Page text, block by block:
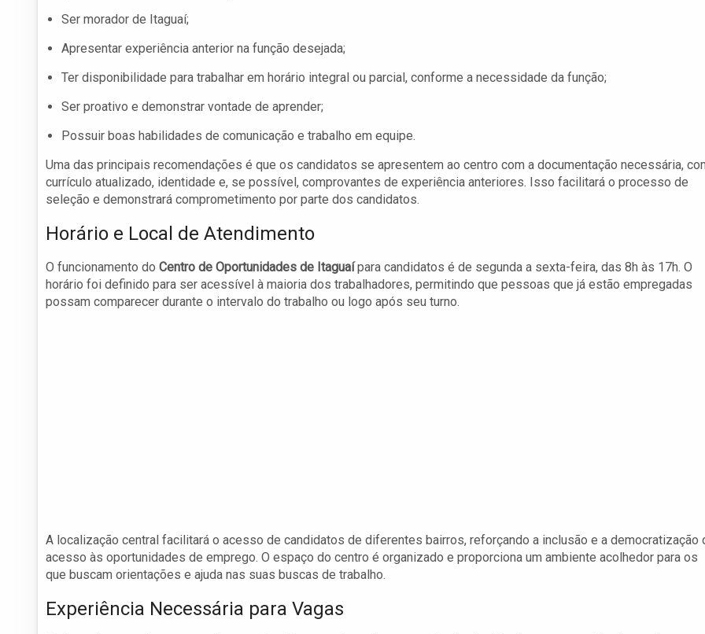
Ser morador de Itaguaí;
Apresentar experiência anterior na função desejada;
Ter disponibilidade para trabalhar em horário integral ou parcial, conforme a necessidade da função;
Ser proativo e demonstrar vontade de aprender;
Possuir boas habilidades de comunicação e trabalho em equipe.
Uma das principais recomendações é que os candidatos se apresentem ao centro com a documentação necessária,
currículo atualizado, identidade e, se possível, comprovantes de experiência anteriores. Isso facilitará o processo de
seleção e demonstrará comprometimento por parte dos candidatos.
Horário e Local de Atendimento
O funcionamento do Centro de Oportunidades de Itaguaípara candidatos é de segunda a sexta-feira, das 8h às 17h. O
horário foi definido para ser acessível à maioria dos trabalhadores, permitindo que pessoas que já estão empregadas
possam comparecer durante o intervalo do trabalho ou logo após seu turno.
A localização central facilitará o acesso de candidatos de diferentes bairros, reforçando a inclusão e a democratização
acesso às oportunidades de emprego. O espaço do centro é organizado e proporciona um ambiente acolhedor para os
que buscam orientações e ajuda nas suas buscas de trabalho.
Experiência Necessária para Vagas